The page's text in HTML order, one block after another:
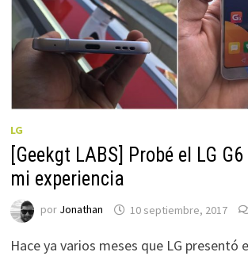
LG
[Geekgt LABS] Probé el LG
mi experiencia
por Jonathan 10 septiembre, 2017
Hace ya varios meses que LG presentó